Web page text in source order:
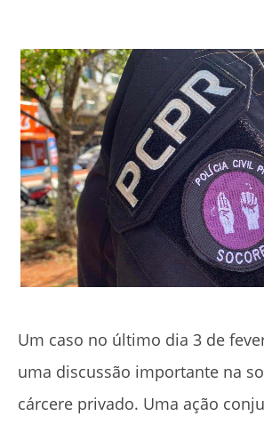
Um caso no último dia 3 de
uma discussão importante na
cárcere privado. Uma ação